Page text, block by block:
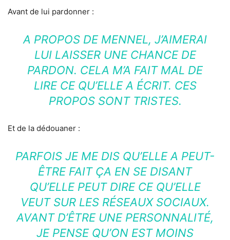
Avant de lui pardonner :
A PROPOS DE MENNEL, J’AIMERAI
LUI LAISSER UNE CHANCE DE
PARDON. CELA M’A FAIT MAL DE
LIRE CE QU’ELLE A ÉCRIT. CES
PROPOS SONT TRISTES.
Et de la dédouaner :
PARFOIS JE ME DIS QU’ELLE A PEUT-
ÊTRE FAIT ÇA EN SE DISANT
QU’ELLE PEUT DIRE CE QU’ELLE
VEUT SUR LES RÉSEAUX SOCIAUX.
AVANT D’ÊTRE UNE PERSONNALITÉ,
JE PENSE QU’ON EST MOINS